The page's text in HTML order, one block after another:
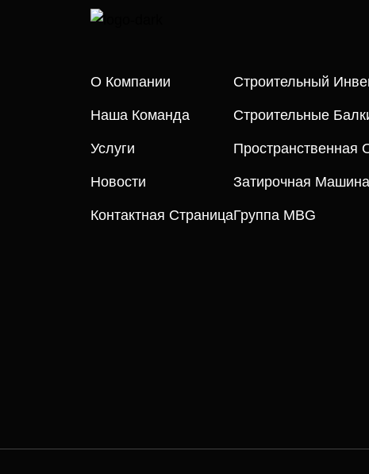
О Компании
Наша Команда
Услуги
Новости
Контактная Страница
Строительный
Строительные
Пространственная
Затирочная
Группа MBG